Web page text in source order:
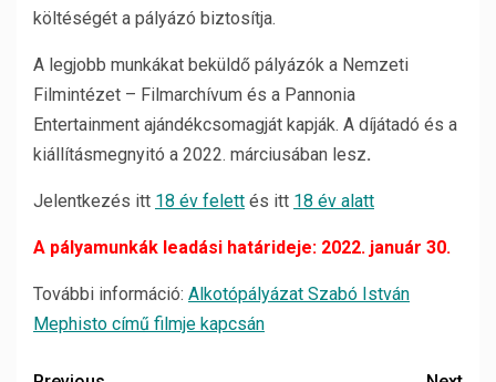
költéségét a pályázó biztosítja.
A legjobb munkákat beküldő pályázók a Nemzeti
Filmintézet – Filmarchívum és a Pannonia
Entertainment ajándékcsomagját kapják. A díjátadó és a
kiállításmegnyitó a 2022. márciusában lesz.
Jelentkezés itt 18 év felett és itt 18 év alatt
A pályamunkák leadási határideje: 2022. január 30.
További információ: Alkotópályázat Szabó István
Mephisto című filmje kapcsán